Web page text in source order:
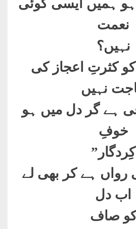
ہمیں ایسی کوئی
نعمت
نہیں؟
کثرتِ اعجاز کی
نہیں
ہے گر دل میں ہو
خوفِ
کِردگار ”
ہے کر بھی لے
اب دل
صاف